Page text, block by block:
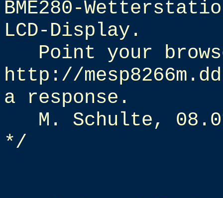
BME280-
LCD-Display.
Point your
http://
a response.
M. Schulte,
*/